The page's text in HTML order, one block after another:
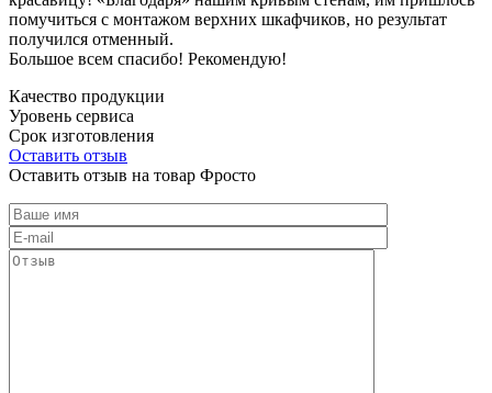
помучиться с монтажом верхних шкафчиков, но результат
получился отменный.
Большое всем спасибо! Рекомендую!
Качество продукции
Уровень сервиса
Срок изготовления
Оставить отзыв
Оставить отзыв на товар Фросто